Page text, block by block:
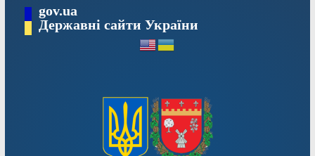
Перейтиgov.ua
Державні сайти України